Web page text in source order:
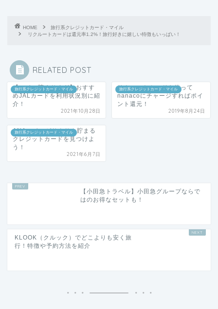
HOME
旅行系クレジットカード・マイル
リクルートカードは還元率1.2%！旅行好きに嬉しい特徴もいっぱい！
RELATED POST
旅行系クレジットカード・マイル
【マイル貯まりすぎ】おすす
めJALカードを利用状況別に紹
介！
2021年10月28日
旅行系クレジットカード・マイル
リクルートカードを使って
nanacoにチャージすればポイ
ント還元！
2019年8月24日
旅行系クレジットカード・マイル
ANAマイルがサクサク貯まる
クレジットカードを見つけよ
う！
2021年6月7日
【小田急トラベル】小田急グループならで
はのお得なセットも！
KLOOK（クルック）でどこよりも安く旅
行！特徴や予約方法を紹介